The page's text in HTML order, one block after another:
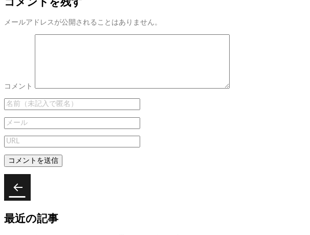
コメントを残す
メールアドレスが公開されることはありません。
コメント
稿
ビ
の
投
ス
タ
最近の記事